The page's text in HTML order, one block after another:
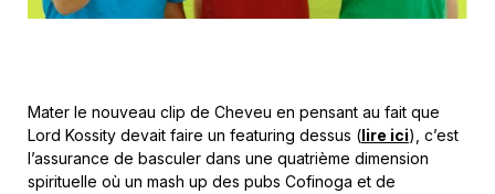
Mater le nouveau clip de Cheveu en pensant au fait que
Lord Kossity devait faire un featuring dessus (lire ici), c’est
l’assurance de basculer dans une quatrième dimension
spirituelle où un mash up des pubs Cofinoga et de